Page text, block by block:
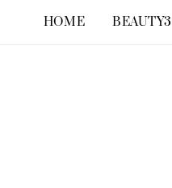
HOME BEAUTY3